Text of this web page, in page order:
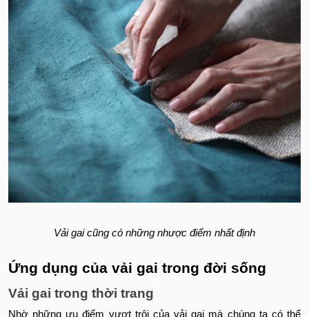
Vải gai cũng có những nhược điểm nhất định
Ứng dụng của vải gai trong đời sống
Vải gai trong thời trang
Nhờ những ưu điểm vượt trội của vải gai mà chúng ta có thể